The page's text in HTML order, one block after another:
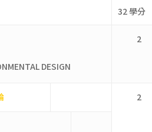
32 學分
DESIGN
2
2